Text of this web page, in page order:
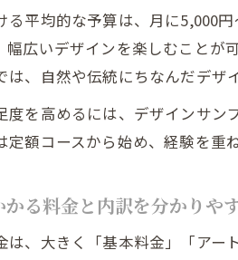
る平均的な予算は、月に5,000
幅広いデザインを楽しむことが
は、自然や伝統にちなんだデザ
度を高めるには、デザインサ
定額コースから始め、経験を重
かる料金と内訳を分かりや
は、大きく「基本料金」「ア